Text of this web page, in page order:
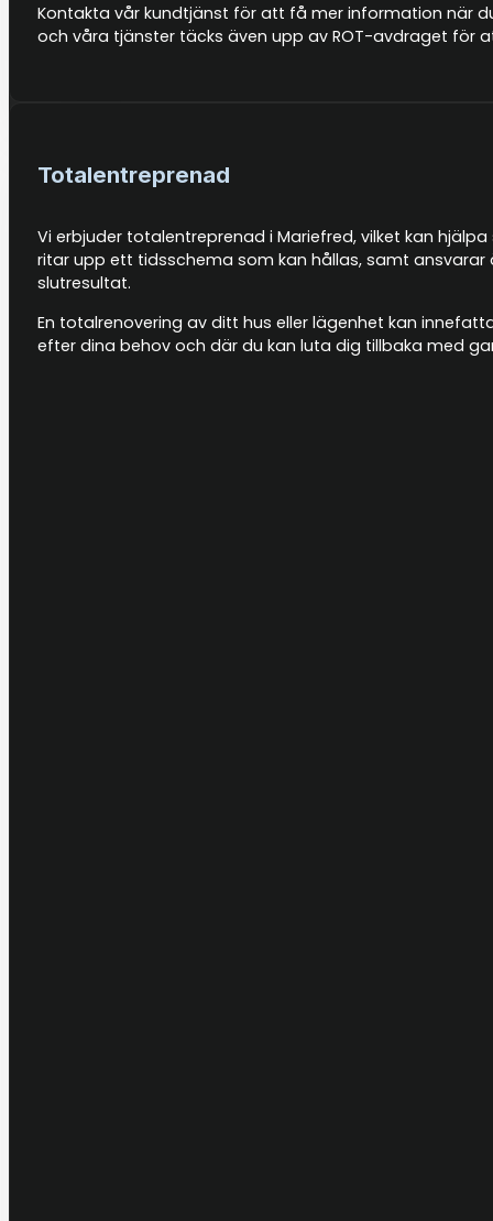
Kontakta vår kundtjänst för att få mer information när
och våra tjänster täcks även upp av ROT-avdraget för
Totalentreprenad
Vi erbjuder totalentreprenad i Mariefred, vilket kan
ritar upp ett tidsschema som kan hållas, samt
slutresultat.
En totalrenovering av ditt hus eller lägenhet kan
efter dina behov och där du kan luta dig tillbaka med